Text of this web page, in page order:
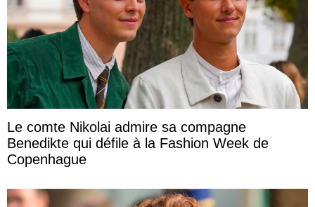
Le comte Nikolai admire sa compagne
Benedikte qui défile à la Fashion Week de
Copenhague